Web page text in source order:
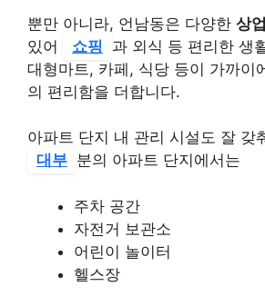
뿐만 아니라, 언남동은 다양한 상
있어
쇼핑
과 외식 등 편리한 생
대형마트, 카페, 식당 등이 가까이
의 편리함을 더합니다.
아파트 단지 내 관리 시설도 잘 갖
대부 분의 아파트 단지에서는
주차 공간
자전거 보관소
어린이 놀이터
헬스장